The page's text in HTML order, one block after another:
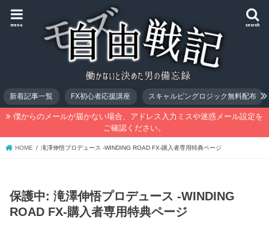
search
menu
新着記事一覧 FX初心者応援講座 スキャルピングロジック無料配布
僕からのメールが届かない場合、アドレス入力ミスや迷惑メール設定を
ご確認ください。
HOME 滝澤伸悟プロデュース -WINDING ROAD FX-購入者専用特典ページ
保護中: 滝澤伸悟プロデュース -WINDING
ROAD FX-購入者専用特典ページ